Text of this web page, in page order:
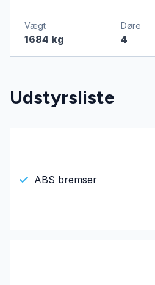
Vægt
1684 kg
Døre
4
Udstyrsliste
ABS bremser